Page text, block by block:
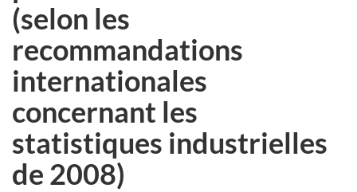
(selon les
recommandations
internationales
concernant les
statistiques industrielles
de 2008)